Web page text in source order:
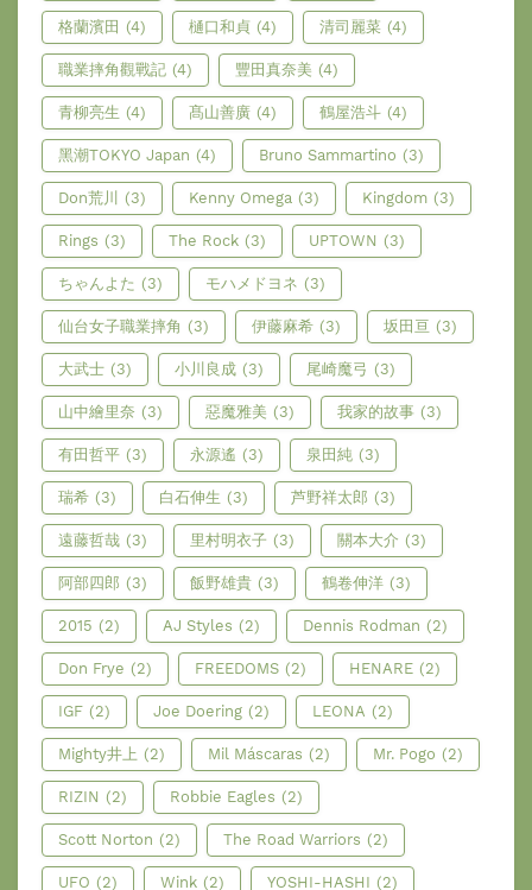
格蘭濱田 (4) 樋口和貞 (4) 清司麗菜 (4)
職業摔角觀戰記 (4) 豐田真奈美 (4)
青柳亮生 (4) 髙山善廣 (4) 鶴屋浩斗 (4)
黑潮TOKYO Japan (4) Bruno Sammartino (3)
Don荒川 (3) Kenny Omega (3) Kingdom (3)
Rings (3) The Rock (3) UPTOWN (3)
ちゃんよた (3) モハメドヨネ (3)
仙台女子職業摔角 (3) 伊藤麻希 (3) 坂田亘 (3)
大武士 (3) 小川良成 (3) 尾崎魔弓 (3)
山中繪里奈 (3) 惡魔雅美 (3) 我家的故事 (3)
有田哲平 (3) 永源遙 (3) 泉田純 (3)
瑞希 (3) 白石伸生 (3) 芦野祥太郎 (3)
遠藤哲哉 (3) 里村明衣子 (3) 關本大介 (3)
阿部四郎 (3) 飯野雄貴 (3) 鶴卷伸洋 (3)
2015 (2) AJ Styles (2) Dennis Rodman (2)
Don Frye (2) FREEDOMS (2) HENARE (2)
IGF (2) Joe Doering (2) LEONA (2)
Mighty井上 (2) Mil Máscaras (2) Mr. Pogo (2)
RIZIN (2) Robbie Eagles (2)
Scott Norton (2) The Road Warriors (2)
UFO (2) Wink (2) YOSHI-HASHI (2)